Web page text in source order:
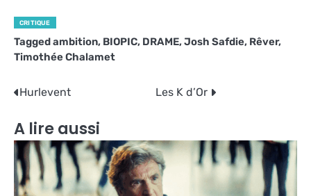
CRITIQUE
Taggedambition, BIOPIC, DRAME, Josh Safdie, Rêver,
Timothée Chalamet
Navigation
de
l’article
Hurlevent Les K d’Or
A lire aussi